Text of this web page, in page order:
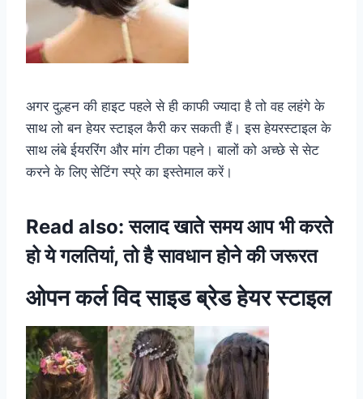
अगर दुल्हन की हाइट पहले से ही काफी ज्यादा है तो वह लहंगे के
साथ लो बन हेयर स्टाइल कैरी कर सकती हैं। इस हेयरस्टाइल के
साथ लंबे ईयररिंग और मांग टीका पहने। बालों को अच्छे से सेट
करने के लिए सेटिंग स्प्रे का इस्तेमाल करें।
Read also:सलाद खाते समय आप भी करते
हो ये गलतियां, तो है सावधान होने की जरूरत
ओपन कर्ल विद साइड ब्रेड हेयर स्टाइल